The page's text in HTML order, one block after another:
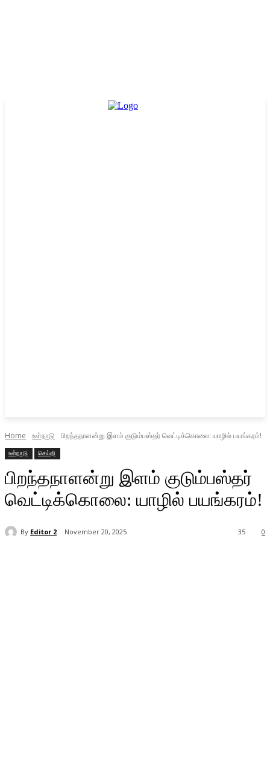
Home உள்நாடு பிறந்தநாளன்று இளம் குடும்பஸ்தர் வெட்டிக்கொலை: யாழில் பயங்கரம்!
உள்நாடு செய்தி
பிறந்தநாளன்று இளம் குடும்பஸ்தர்
வெட்டிக்கொலை: யாழில் பயங்கரம்!
By Editor 2 November 20, 2025 0
35